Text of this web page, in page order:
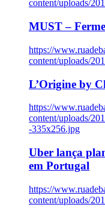
content/uploads/
MUST –
https://
content/uploads/
L’Origine by
https://
content/uploads/
-335x256.jpg
Uber lança
em Portugal
https://
content/uploads/